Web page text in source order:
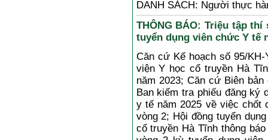
DANH SÁCH: Người thực
THÔNG BÁO: Triệu tập
tuyển dụng viên chức Y tế
Căn cứ Kế hoạch số 95/
viện Y học cổ truyền Hà
năm 2023; Căn cứ Biên
Ban kiểm tra phiếu đăng ký
y tế năm 2025 về việc chốt
vòng 2; Hội đồng tuyển
cổ truyền Hà Tĩnh thông